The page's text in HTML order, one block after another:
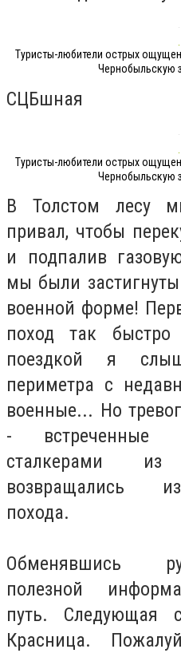
Туристы-любители острых
Чернобыльскую
СЦБшная
Туристы-любители острых
Чернобыльскую
В Толстом лесу
привал, чтобы
и подпалив
мы были
военной форме!
поход так быстро
поездкой я
периметра с
военные... Но
- встреченные
сталкерами
возвращались
похода.
Обменявшись
полезной
путь. Следующая
Красница.